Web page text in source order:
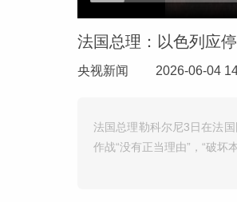
法国总理：以色列应
央视新闻 2026-06-04
法国总理勒科尔尼3日在法
作战“没有正当理由”，“破坏